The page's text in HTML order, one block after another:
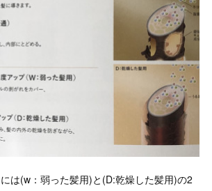
は(w：弱った髪用)と(D:乾燥した髪用)の2